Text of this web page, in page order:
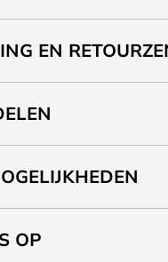
EN
OP